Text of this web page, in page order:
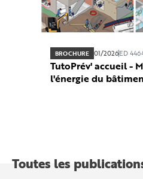
BROCHURE 01/2026ED
TutoPrév' accueil -
l'énergie du
Toutes les